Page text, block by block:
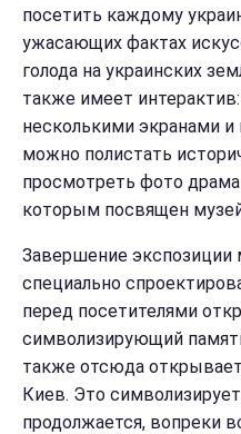
посетить каждому
ужасающих фактах
голода на украинских
также имеет
несколькими экранами
можно полистать
просмотреть фото
которым посвящен
Завершение экспозиции
специально
перед посетителями
символизирующий
также отсюда
Киев. Это
продолжается, вопреки